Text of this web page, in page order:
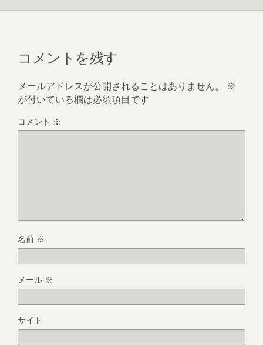
コメントを残す
メールアドレスが公開されることはありません。
※
が付いている欄は必須項目です
コメント ※
名前 ※
メール ※
サイト